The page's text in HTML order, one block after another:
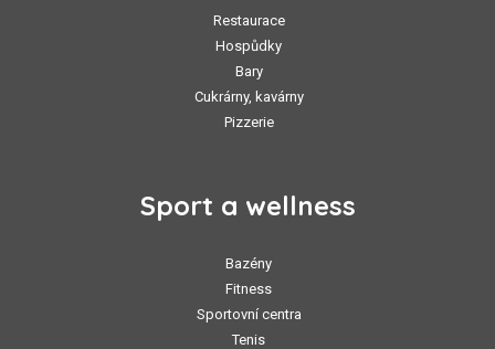
Restaurace
Hospůdky
Bary
Cukrárny, kavárny
Pizzerie
Sport a wellness
Bazény
Fitness
Sportovní centra
Tenis